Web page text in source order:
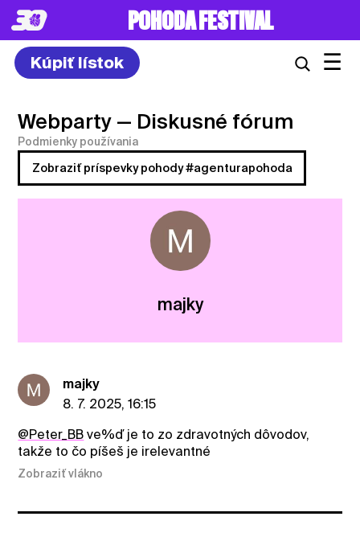
POHODA FESTIVAL
Kúpiť lístok ☰
Webparty — Diskusné fórum
Podmienky používania
Zobraziť príspevky pohody #agenturapohoda
majky
majky
8. 7. 2025, 16:15
@Peter_BB ve%ď je to zo zdravotných dôvodov,
takže to čo píšeš je irelevantné
Zobraziť vlákno